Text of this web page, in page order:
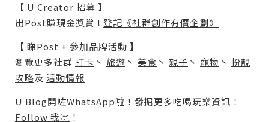
【 U Creator 招募 】
出Post賺現金獎賞 l 登記《社群創作有價企劃》
【 睇Post + 參加品牌活動 】
瀏覽更多社群 打卡 丶 旅遊 丶 美食 丶 親子 丶 寵物 丶 扮靚
攻略及 活動情報
U Blog開咗WhatsApp啦！發掘更多吃喝玩樂資訊！
Follow 我哋 ！